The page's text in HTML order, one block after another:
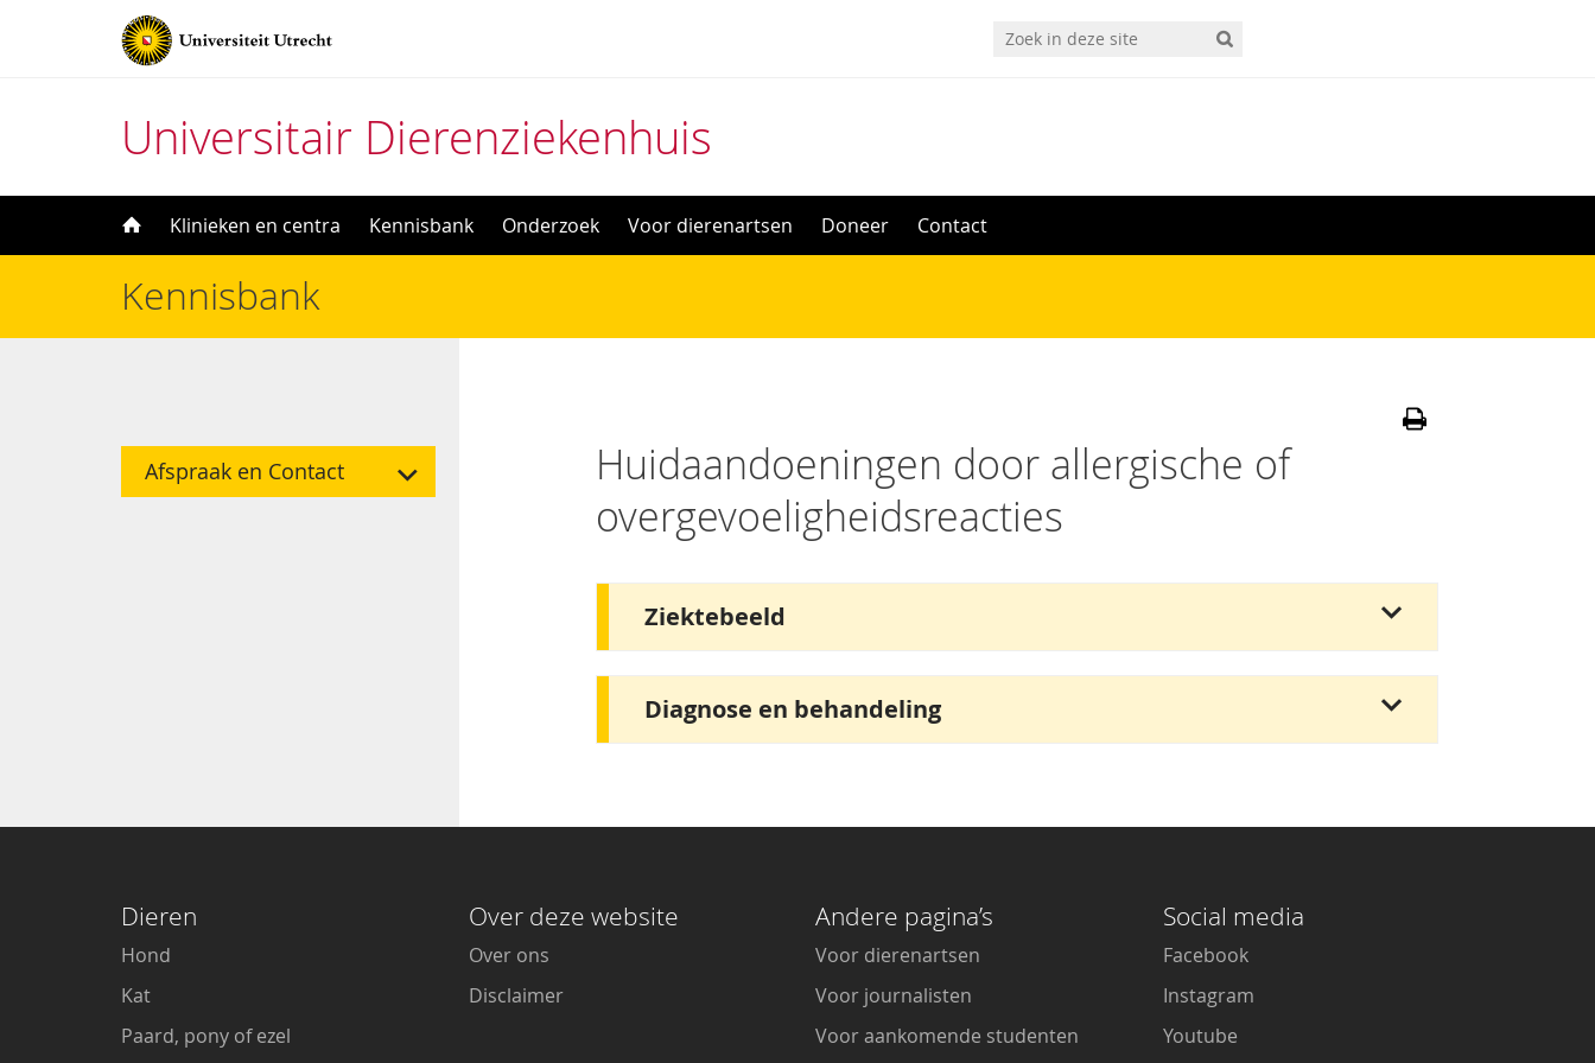
Universitair Dierenziekenhuis
naar
inhoud
Klinieken en centra Kennisbank Onderzoek Voor dierenartsen Doneer Contact
Kennisbank
Afspraak en Contact
Huidaandoeningen door allergische of
overgevoeligheidsreacties
Ziektebeeld
Diagnose en behandeling
Dieren
Hond
Kat
Paard, pony of ezel
Over deze website
Over ons
Disclaimer
Andere pagina’s
Voor dierenartsen
Voor journalisten
Voor aankomende studenten
Social media
Facebook
Instagram
Youtube